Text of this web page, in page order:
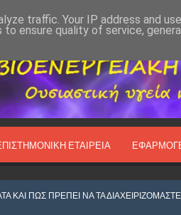
ΕΤΑΙΡΕΙΑ
ΝΑ ΤΑ ΔΙΑΧΕΙΡΙΖΟΜΑΣΤΕ
traffic. Your IP address and
ensure quality of service,